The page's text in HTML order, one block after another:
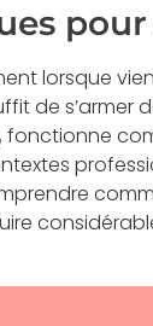
lorsque
de s’armer
fonctionne